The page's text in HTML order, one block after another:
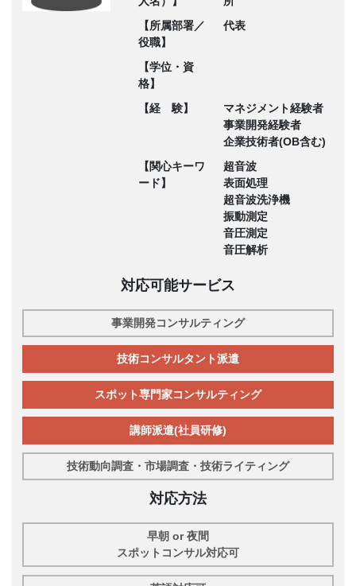
【所属部署／
役職】
代表
【学位・資
格】
【経 験】
マネジメント経験者
事業開発経験者
企業技術者(OB含む)
【関心キーワ
ード】
超音波
表面処理
超音波洗浄機
振動測定
音圧測定
音圧解析
対応可能サービス
事業開発コンサルティング
技術コンサルタント派遣
スポット専門家コンサルティング
講師派遣(社員研修)
技術動向調査・市場調査・技術ライティング
対応方法
早朝 or 夜間
スポットコンサル対応可